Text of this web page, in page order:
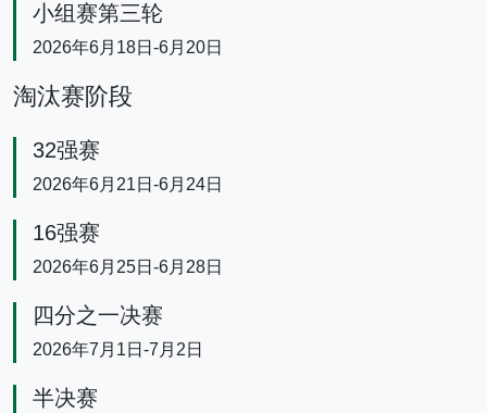
小组赛第三轮
2026年6月18日-6月20日
淘汰赛阶段
32强赛
2026年6月21日-6月24日
16强赛
2026年6月25日-6月28日
四分之一决赛
2026年7月1日-7月2日
半决赛